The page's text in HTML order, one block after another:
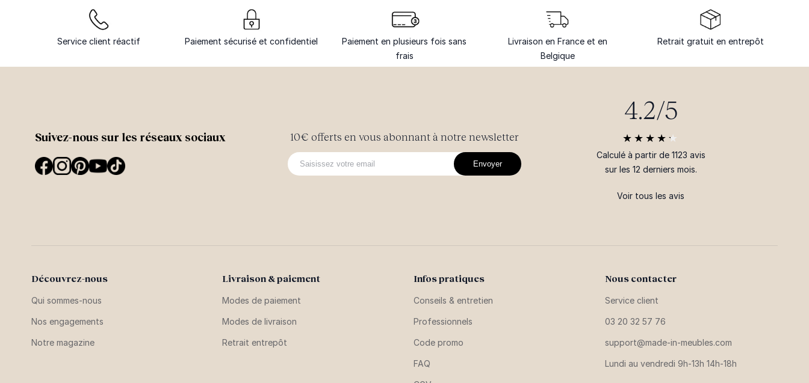
Service client réactif Paiement sécurisé et confidentiel
Paiement en plusieurs fois sans
frais
Livraison en France et en
Belgique
Retrait gratuit en entrepôt
Suivez-nous sur les réseaux sociaux 10€ offerts en vous abonnant à notre newsletter
Envoyer
4.2/5
Calculé à partir de 1123 avis
sur les 12 derniers mois.
Voir tous les avis
Découvrez-nous
Qui sommes-nous
Nos engagements
Notre magazine
Livraison & paiement
Modes de paiement
Modes de livraison
Retrait entrepôt
Infos pratiques
Conseils & entretien
Professionnels
Code promo
FAQ
Nous contacter
Service client
03 20 32 57 76
support@made-in-meubles.com
Lundi au vendredi 9h-13h 14h-18h